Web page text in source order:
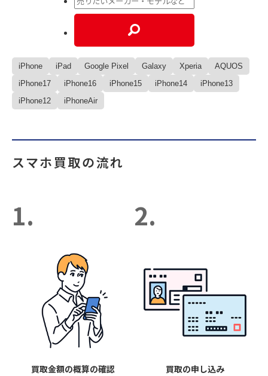
iPhone iPad Google Pixel Galaxy Xperia
AQUOS
iPhone17
iPhone16 iPhone15 iPhone14
iPhone13
iPhone12
iPhoneAir
スマホ買取の流れ
1.
買取金額の概算の確認
2.
買取の申し込み